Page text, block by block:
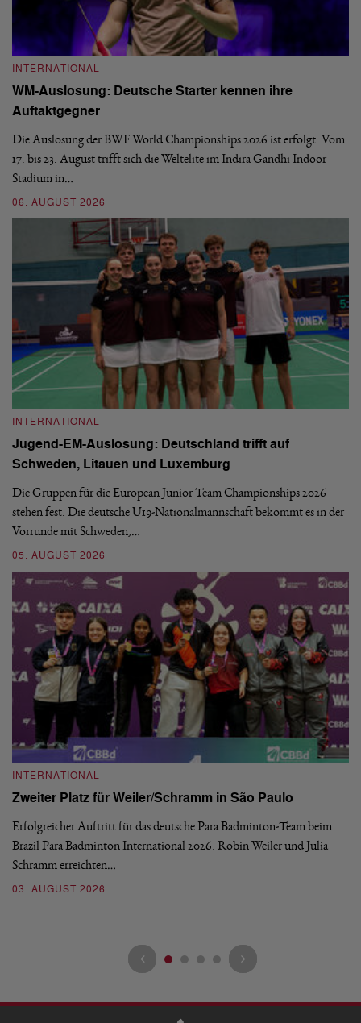
INTERNATIONAL
WM-Auslosung: Deutsche Starter kennen ihre
Auftaktgegner
Die Auslosung der BWF World Championships 2026 ist erfolgt. Vom
17. bis 23. August trifft sich die Weltelite im Indira Gandhi Indoor
Stadium in…
06. AUGUST 2026
INTERNATIONAL
Jugend-EM-Auslosung: Deutschland trifft auf
Schweden, Litauen und Luxemburg
Die Gruppen für die European Junior Team Championships 2026
stehen fest. Die deutsche U19-Nationalmannschaft bekommt es in der
Vorrunde mit Schweden,…
05. AUGUST 2026
INTERNATIONAL
Zweiter Platz für Weiler/Schramm in São Paulo
Erfolgreicher Auftritt für das deutsche Para Badminton-Team beim
Brazil Para Badminton International 2026: Robin Weiler und Julia
Schramm erreichten…
03. AUGUST 2026